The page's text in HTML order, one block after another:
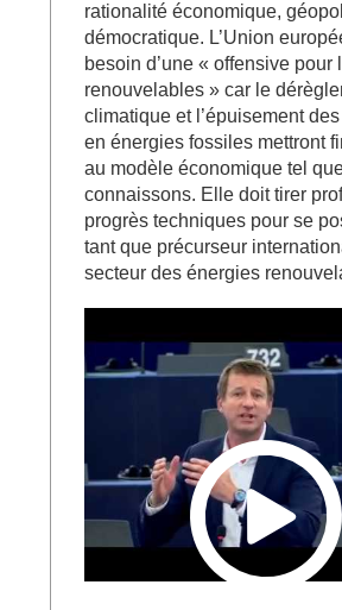
rationalité économique,
démocratique. L’Union
besoin d’une « offensive pour
renouvelables » car le
climatique et l’épuisement
en énergies fossiles mettront
au modèle économique tel
connaissons. Elle doit tirer
progrès techniques pour se
tant que précurseur
secteur des énergies